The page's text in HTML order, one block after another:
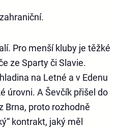
Pro menší kluby je těžké
ze Sparty či Slavie.
na Letné a v Edenu
úrovni. A Ševčík přišel do
Brna, proto rozhodně
kontrakt, jaký měl